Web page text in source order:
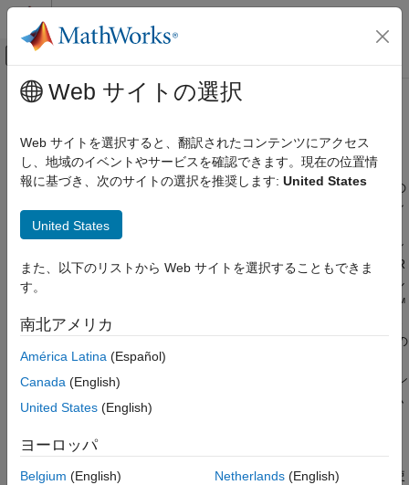
コンテンツへスキップ
オフキャンバス ナビゲーション メ
ドキュメンテーションのホーム
自動車
Automated Driving Toolbox
カテゴリ
Automated Driving Toolbox 入門
アプリケーション
ドライビング シナリオ シミュレーション
実環境のセンサー データに基づくシナリオ
グラウンド トゥルースのラベル付け
ファイル I/O
メインコンテンツ
実環境のセンサー データに基づく
シナリオ
カメラ、LiDAR、および処理済みのトラックリスト データなどの
センサーによって記録された実環境のデータを使用して、シーン
とシナリオを生成する
自動運転アプリケーションでのシナリオ生成とは、全地球測位シ
ステム (GPS)、慣性計測ユニット (IMU)、カメラ、および LiDAR
の各センサーから記録された実環境車両データから、バーチャル
シナリオを作成するプロセスです。Automated Driving Toolbox™
には、シナリオ生成プロセスを自動化する関数とツールが用意さ
れています。センサー データの前処理、道路の抽出、アクターの
位置推定、およびアクターの軌跡の取得を行って、実環境シナリ
オの正確なデジタル ツインを作成します。生成したシナリオをシ
ミュレーションし、実環境データに対して自動運転アルゴリズム
をテストします。
Scenario Builder for Automated Driving Toolboxサポート パッケ
ージには、GPS、IMU、カメラ、LiDAR など各種のセンサーを使
Web サイトの選択
Web サイトを選択すると、翻訳されたコンテンツにアクセス
し、地域のイベントやサービスを確認できます。現在の位置情
報に基づき、次のサイトの選択を推奨します: United States
United States
また、以下のリストから Web サイトを選択することもできま
す。
南北アメリカ
América Latina (Español)
Canada (English)
United States (English)
ヨーロッパ
Belgium (English)
Netherlands(English)